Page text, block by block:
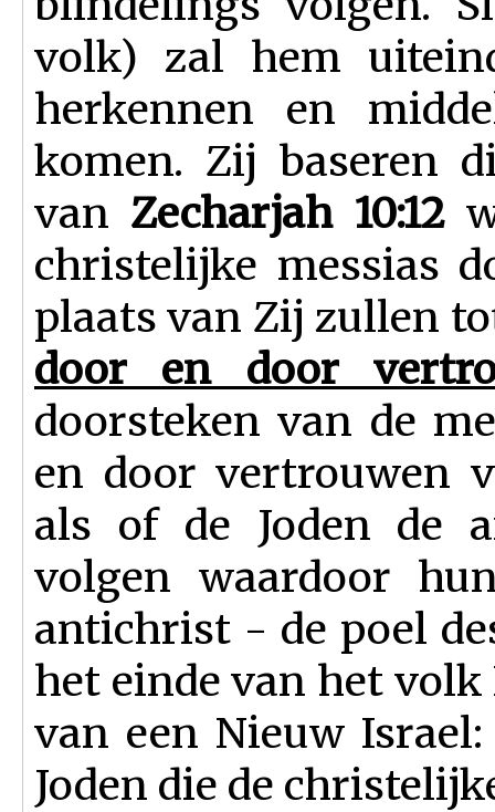
volk) zal hem
herkennen en
komen. Zij baseren
van Zecharjah 10:12
christelijke messias
plaats van Zij zullen
door en door
doorsteken van de
en door vertrouwen
als of de Joden de
volgen waardoor
antichrist - de poel
het einde van het
van een Nieuw
Joden die de